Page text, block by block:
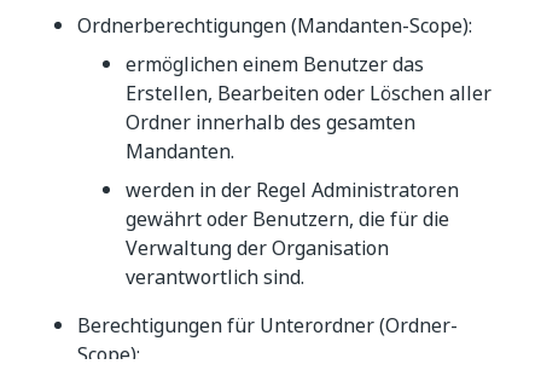
Ordnerberechtigungen (Mandanten-Scope):
ermöglichen einem Benutzer das
Erstellen, Bearbeiten oder Löschen aller
Ordner innerhalb des gesamten
Mandanten.
werden in der Regel Administratoren
gewährt oder Benutzern, die für die
Verwaltung der Organisation
verantwortlich sind.
Berechtigungen für Unterordner (Ordner-
Scope):